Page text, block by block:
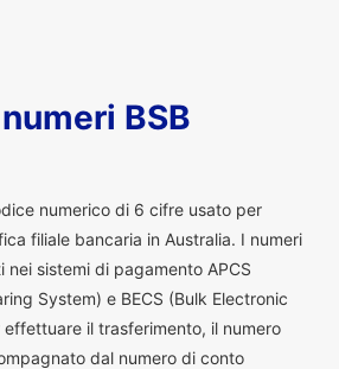
BSB
numerico di 6 cifre usato per
filiale bancaria in Australia. I numeri
nei sistemi di pagamento APCS
System) e BECS (Bulk Electronic
effettuare il trasferimento, il numero
dal numero di conto